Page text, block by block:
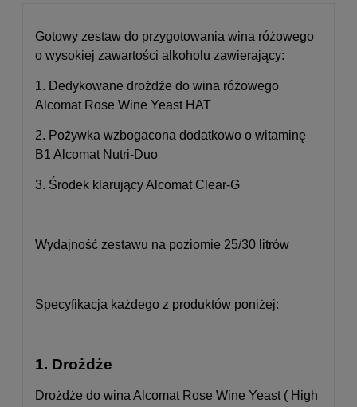
Gotowy zestaw do przygotowania wina różowego
o wysokiej zawartości alkoholu zawierający:
1. Dedykowane drożdże do wina różowego
Alcomat Rose Wine Yeast HAT
2. Pożywka wzbogacona dodatkowo o witaminę
B1 Alcomat Nutri-Duo
3. Środek klarujący Alcomat Clear-G
Wydajność zestawu na poziomie 25/30 litrów
Specyfikacja każdego z produktów poniżej:
1. Drożdże
Drożdże do wina Alcomat Rose Wine Yeast ( High